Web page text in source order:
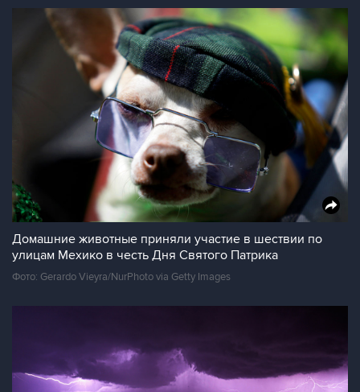
Домашние животные приняли участие в шествии по
улицам Мехико в честь Дня Святого Патрика
Фото: Gerardo Vieyra/NurPhoto via Getty Images